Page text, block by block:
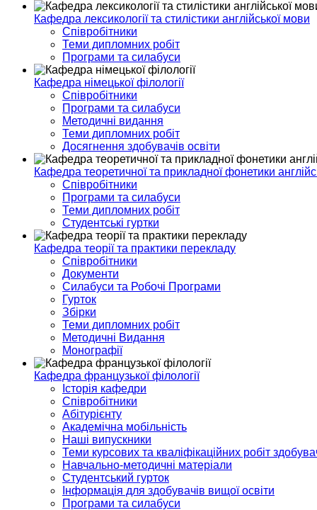
Кафедра лексикології та стилістики англійської мови
Співробітники
Теми дипломних робіт
Програми та силабуси
Кафедра німецької філології
Співробітники
Програми та силабуси
Методичні видання
Теми дипломних робіт
Досягнення здобувачів освіти
Кафедра теоретичної та прикладної фонетики
Співробітники
Програми та силабуси
Теми дипломних робіт
Студентські гуртки
Кафедра теорії та практики перекладу
Співробітники
Документи
Силабуси та Робочі Програми
Гурток
Збірки
Теми дипломних робіт
Методичні Видання
Монографії
Кафедра французької філології
Історія кафедри
Співробітники
Абітурієнту
Академічна мобільність
Наші випускники
Теми курсових та кваліфікаційних робіт
Навчально-методичні матеріали
Студентський гурток
Інформація для здобувачів вищої освіти
Програми та силабуси